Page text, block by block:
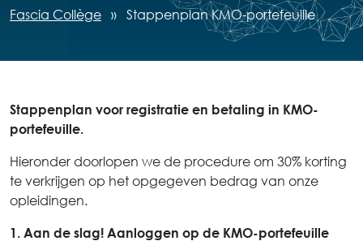
Fascia Collège » Stappenplan KMO-portefeuille
Stappenplan voor registratie en betaling in KMO-
portefeuille.
Hieronder doorlopen we de procedure om 30% korting
te verkrijgen op het opgegeven bedrag van onze
opleidingen.
1. Aan de slag! Aanloggen op de KMO-portefeuille